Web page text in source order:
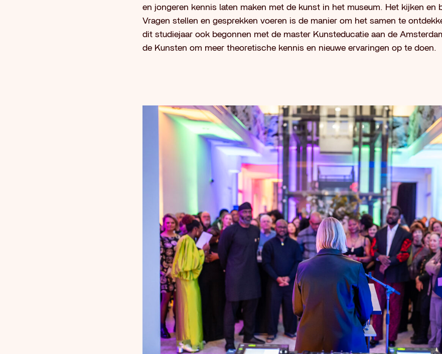
en jongeren kennis laten maken met de kunst in het museum. Het kijken en
Vragen stellen en gesprekken voeren is de manier om het samen te
dit studiejaar ook begonnen met de master Kunsteducatie aan de
de Kunsten om meer theoretische kennis en nieuwe ervaringen op te doen.